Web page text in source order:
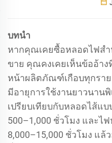
บทนำ
หากคุณเคยซื้อหลอดไฟส
ขาย คุณคงเคยเห็นข้ออ้า
หน้าผลิตภัณฑ์เกือบทุกราย
มีอายุการใช้งานยาวนานพิ
เปรียบเทียบกับหลอดไส้แบ
500–1,000 ชั่วโมง และไ
8,000–15,000 ชั่วโมง แล้